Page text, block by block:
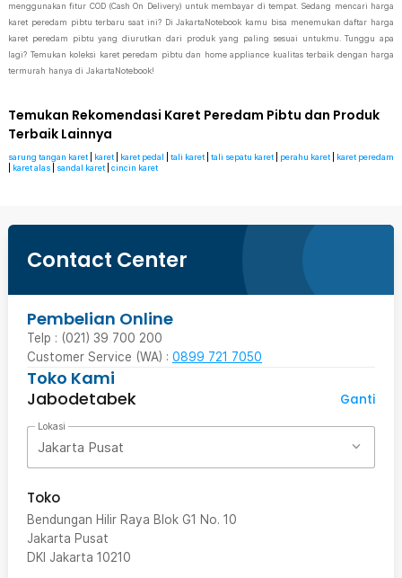
menggunakan fitur COD (Cash On Delivery) untuk membayar di tempat. Sedang mencari harga
karet peredam pibtu terbaru saat ini? Di JakartaNotebook kamu bisa menemukan daftar harga
karet peredam pibtu yang diurutkan dari produk yang paling sesuai untukmu. Tunggu apa
lagi? Temukan koleksi karet peredam pibtu dan home appliance kualitas terbaik dengan harga
termurah hanya di JakartaNotebook!
Temukan Rekomendasi Karet Peredam Pibtu dan Produk
Terbaik Lainnya
sarung tangan karet karet karet pedal tali karet tali sepatu karet perahu karet
karet peredam
karet alas sandal karet cincin karet
Contact Center
Pembelian Online
Telp : (021) 39 700 200
Customer Service (WA) : 0899 721 7050
Toko Kami
Jabodetabek
Ganti
Lokasi
Jakarta Pusat
Toko
Bendungan Hilir Raya Blok G1 No. 10
Jakarta Pusat
DKI Jakarta 10210